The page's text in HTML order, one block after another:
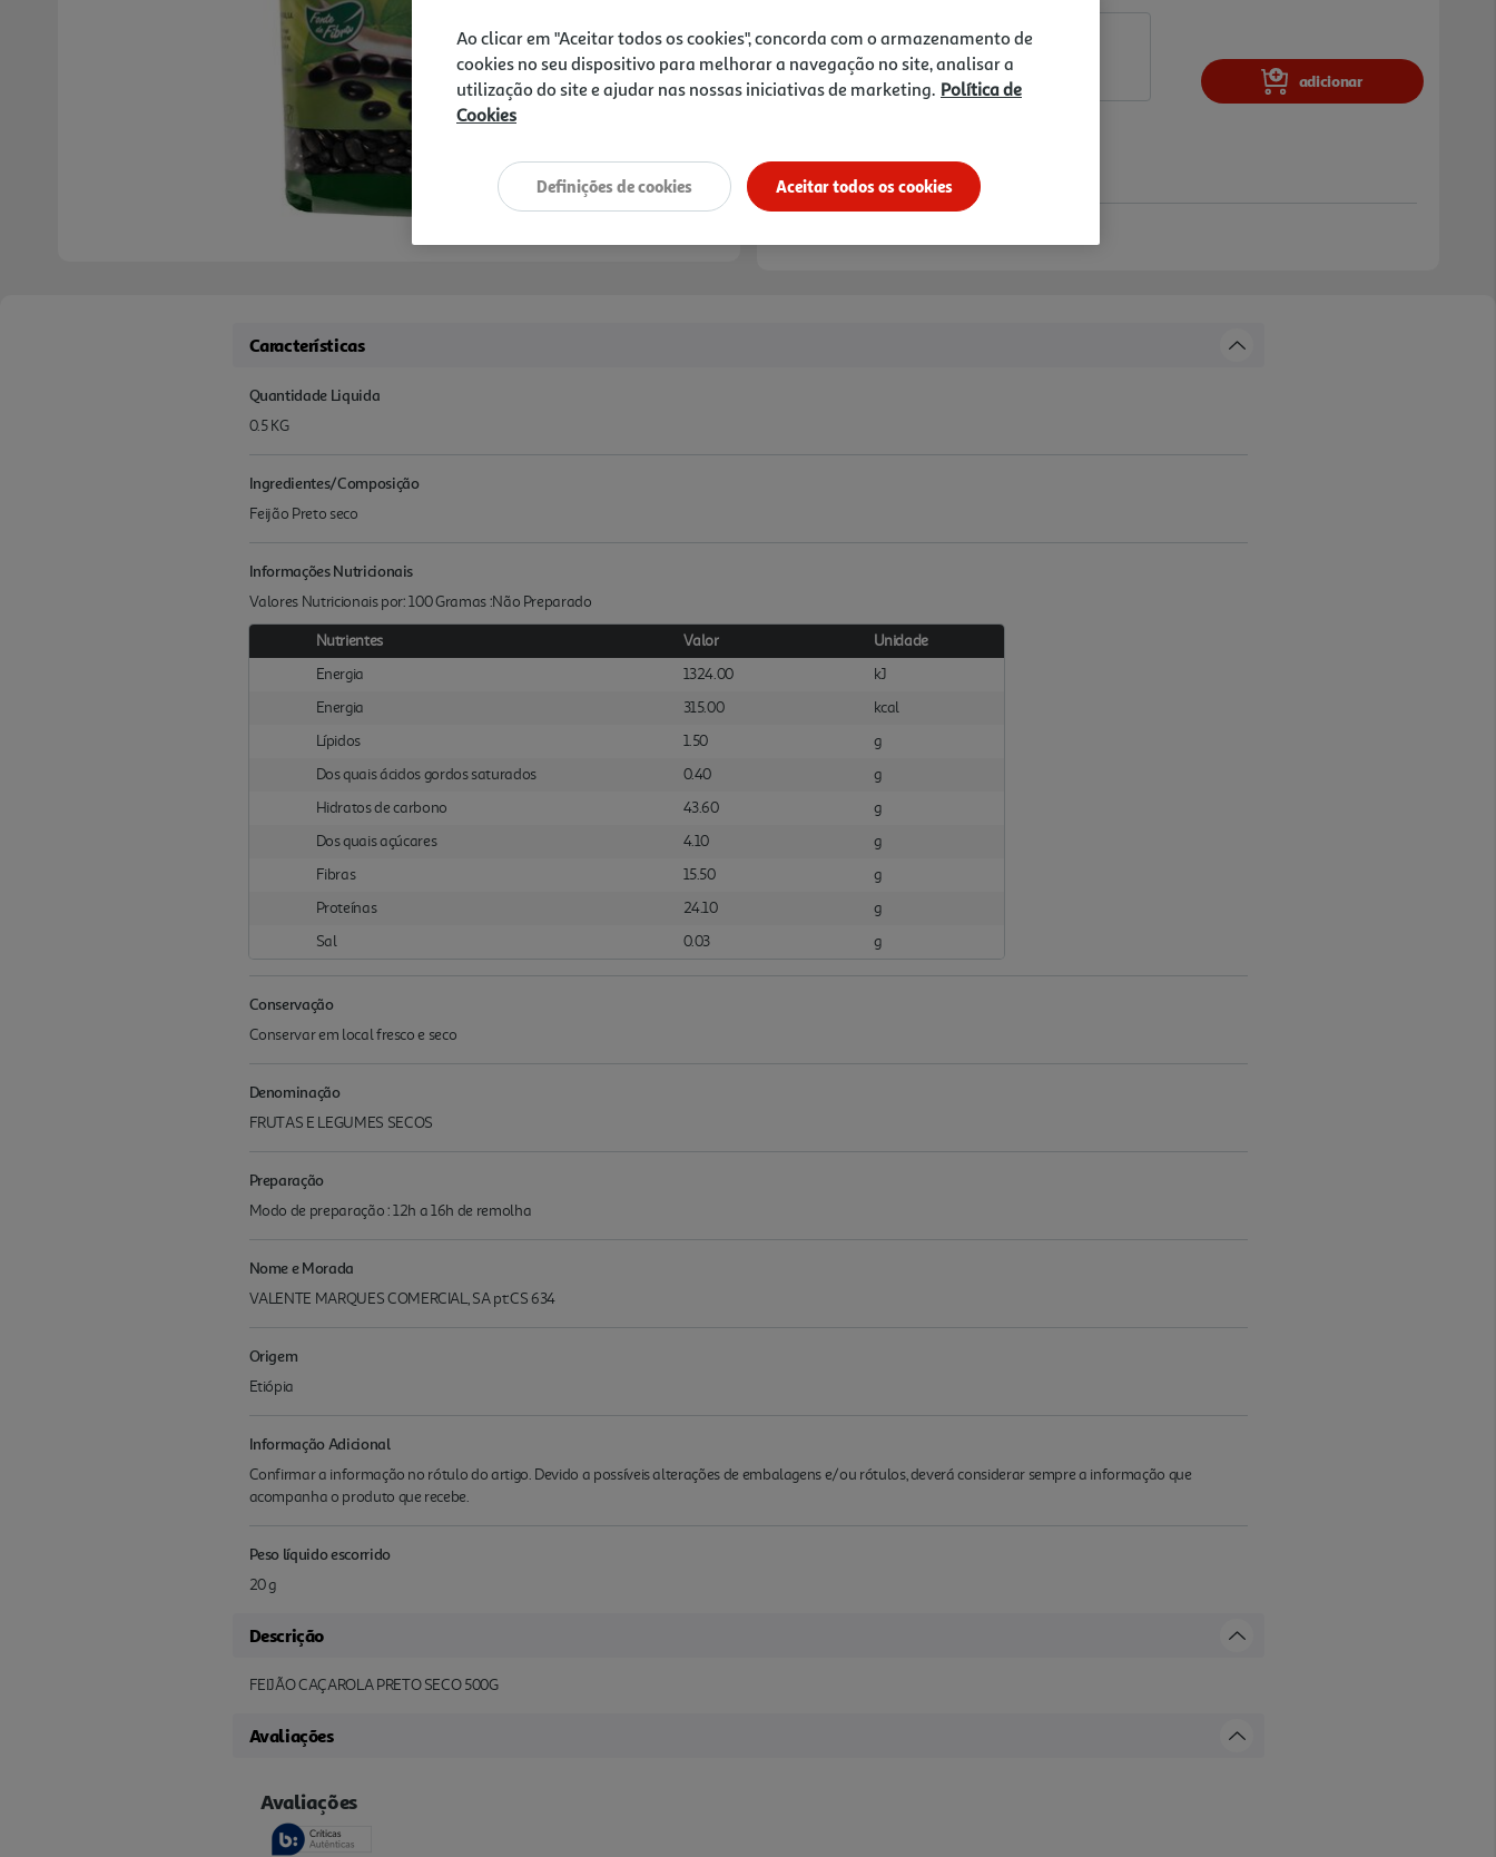
adicionar
Características
Quantidade Liquida
0.5 KG
Ingredientes/Composição
Feijão Preto seco
Informações Nutricionais
Valores Nutricionais por: 100 Gramas :Não Preparado
Nutrientes Valor
Unidade
Energia
1324.00
kJ
Energia
315.00
kcal
Lípidos
1.50
g
Dos quais ácidos gordos saturados
0.40
g
Hidratos de carbono
43.60
g
Dos quais açúcares
4.10
g
Fibras
15.50
g
Proteínas
24.10
g
Sal
0.03 g
Conservação
Conservar em local fresco e seco
Denominação
FRUTAS E LEGUMES SECOS
Preparação
Modo de preparação : 12h a 16h de remolha
Nome e Morada
VALENTE MARQUES COMERCIAL, SA pt:CS 634
Origem
Etiópia
Informação Adicional
Confirmar a informação no rótulo do artigo. Devido a possíveis alterações de embalagens e/ou rótulos, deverá considerar sempre a informação que
acompanha o produto que recebe.
Peso líquido escorrido
20 g
Descrição
FEIJÃO CAÇAROLA PRETO SECO 500G
Avaliações
Ao clicar em "Aceitar todos os cookies", concorda com o armazenamento de
cookies no seu dispositivo para melhorar a navegação no site, analisar a
utilização do site e ajudar nas nossas iniciativas de marketing. Política de
Cookies
Aceitar todos os cookies
Definições de cookies